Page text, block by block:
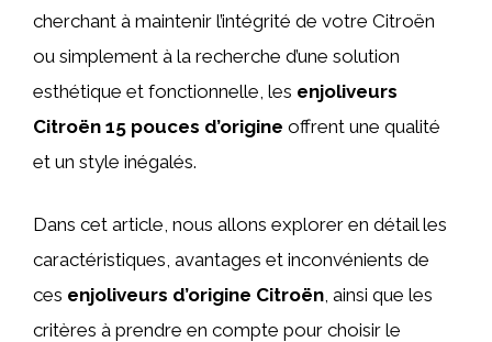
cherchant à maintenir l’intégrité de votre Citroën
ou simplement à la recherche d’une solution
esthétique et fonctionnelle, les enjoliveurs
Citroën 15 pouces d’origine offrent une qualité
et un style inégalés.
Dans cet article, nous allons explorer en détail les
caractéristiques, avantages et inconvénients de
ces enjoliveurs d’origine Citroën, ainsi que les
critères à prendre en compte pour choisir le